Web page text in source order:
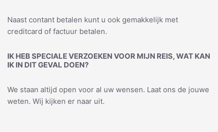
Naast contant betalen kunt u ook gemakkelijk met
creditcard of factuur betalen.
IK HEB SPECIALE VERZOEKEN VOOR MIJN REIS, WAT KAN
IK IN DIT GEVAL DOEN?
We staan altijd open voor al uw wensen. Laat ons de jouwe
weten. Wij kijken er naar uit.